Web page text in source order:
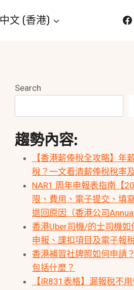
中文 (香港)
Search
趨勢內容:
【香港薪俸稅全攻略】年
稅？一文看清薪俸稅稅率
NAR1 周年申報表指南【
限、費用、電子提交、填
退回原因（香港公司Annual
香港Uber司機/的士司機如
申報、課扣項目及電子報
香港補習社牌照如何申請
包括什麼？
【IR831表格】漏報稅不